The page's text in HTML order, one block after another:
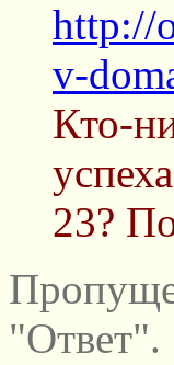
http://
v-
Кто-
23?
"Ответ".